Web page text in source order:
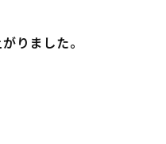
りました。